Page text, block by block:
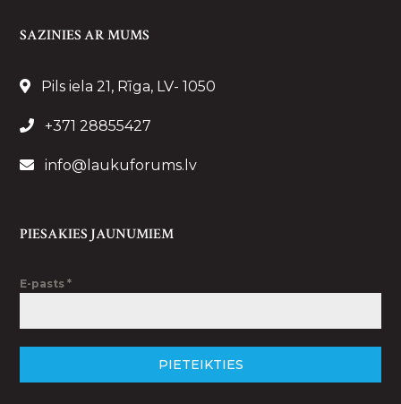
SAZINIES AR MUMS
Pils iela 21, Rīga, LV- 1050
+371 28855427
info@laukuforums.lv
PIESAKIES JAUNUMIEM
E-pasts*
PIETEIKTIES